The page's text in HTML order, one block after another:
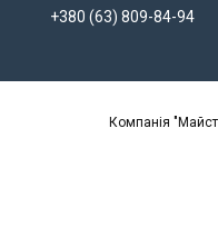
+380 (63) 809-84-94